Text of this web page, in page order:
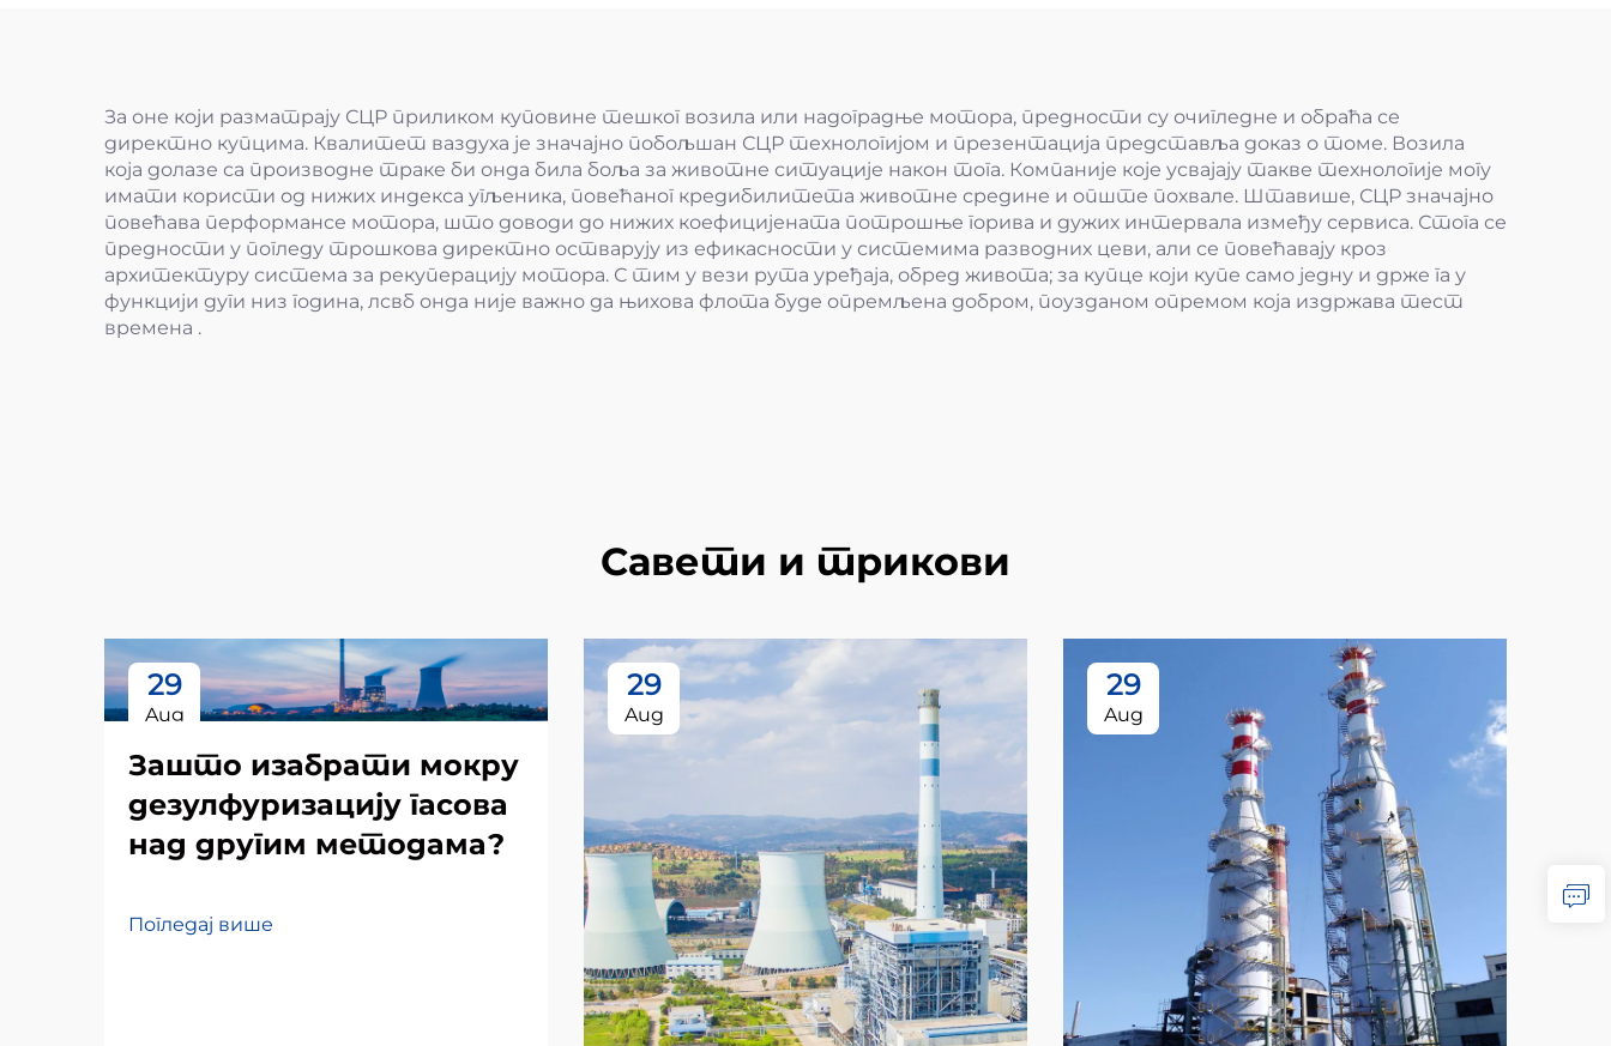
За оне који разматрају СЦР приликом куповине тешког возила или надоградње мотора, предности су очигледне и обраћа се
директно купцима. Квалитет ваздуха је значајно побољшан СЦР технологијом и презентација представља доказ о томе. Возила
која долазе са производне траке би онда била боља за животне ситуације након тога. Компаније које усвајају такве технологије могу
имати користи од нижих индекса угљеника, повећаног кредибилитета животне средине и опште похвале. Штавише, СЦР значајно
повећава перформансе мотора, што доводи до нижих коефицијената потрошње горива и дужих интервала између сервиса. Стога се
предности у погледу трошкова директно остварују из ефикасности у системима разводних цеви, али се повећавају кроз
архитектуру система за рекуперацију мотора. С тим у вези рута уређаја, обред живота; за купце који купе само једну и држе га у
функцији дуги низ година, лсвб онда није важно да њихова флота буде опремљена добром, поузданом опремом која издржава тест
времена .
Савети и трикови
29
Aug
Зашто изабрати мокру
дезулфуризацију гасова
над другим методама?
Погледај више
29
Aug
29
Aug